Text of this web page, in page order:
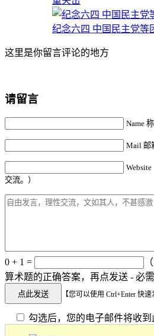
纪念六四 中国民主党等
这里是你留言评论的地方
请留言
Name
Mail 邮
交流。）
0 + 1 =
算术题的正确答案，再点发送 - 必
【您可以使用 Ctrl+Enter 快速
勾选后，您的电子邮件将收到